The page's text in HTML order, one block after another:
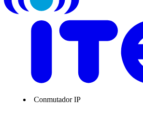
Conmutador IP